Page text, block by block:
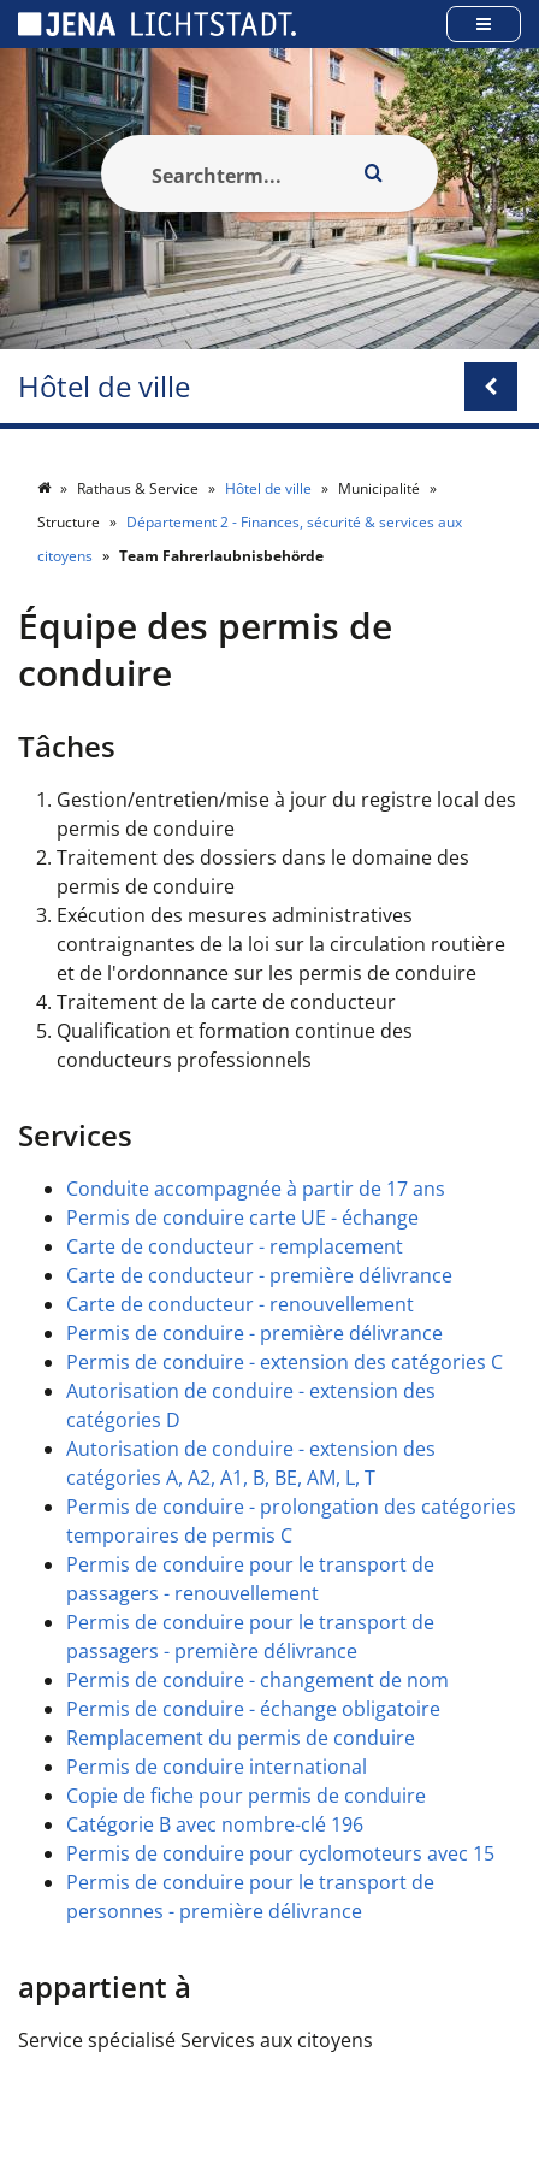
Hôtel de ville
Rathaus & Service Hôtel de ville
Municipalité
Structure
Département 2 - Finances, sécurité & services aux
citoyens
Team Fahrerlaubnisbehörde
Équipe des permis de
conduire
Tâches
Gestion/entretien/mise à jour du registre local des
permis de conduire
Traitement des dossiers dans le domaine des
permis de conduire
Exécution des mesures administratives
contraignantes de la loi sur la circulation routière
et de l'ordonnance sur les permis de conduire
Traitement de la carte de conducteur
Qualification et formation continue des
conducteurs professionnels
Services
Conduite accompagnée à partir de 17 ans
Permis de conduire carte UE - échange
Carte de conducteur - remplacement
Carte de conducteur - première délivrance
Carte de conducteur - renouvellement
Permis de conduire - première délivrance
Permis de conduire - extension des catégories C
Autorisation de conduire - extension des
catégories D
Autorisation de conduire - extension des
catégories A, A2, A1, B, BE, AM, L, T
Permis de conduire - prolongation des catégories
temporaires de permis C
Permis de conduire pour le transport de
passagers - renouvellement
Permis de conduire pour le transport de
passagers - première délivrance
Permis de conduire - changement de nom
Permis de conduire - échange obligatoire
Remplacement du permis de conduire
Permis de conduire international
Copie de fiche pour permis de conduire
Catégorie B avec nombre-clé 196
Permis de conduire pour cyclomoteurs avec 15
Permis de conduire pour le transport de
personnes - première délivrance
appartient à
Service spécialiséServices aux citoyens
Panneau de gestion des cookies